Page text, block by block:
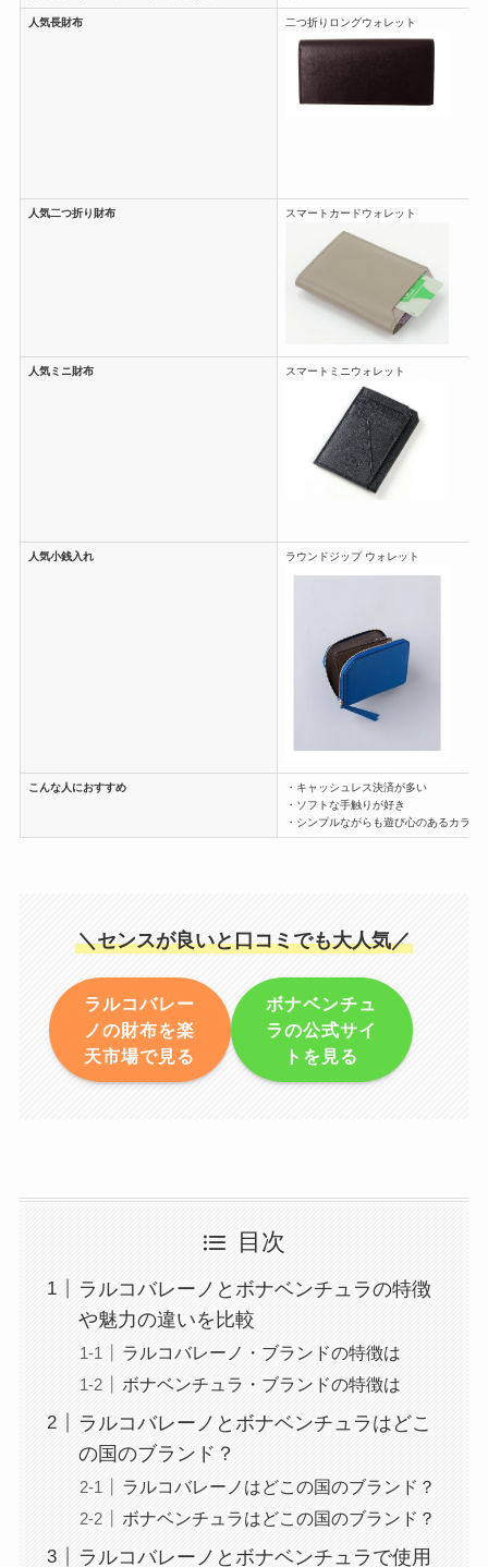
人気長財布 二つ折りロングウォレット
人気二つ折り財布 スマートカードウォレット
人気ミニ財布 スマートミニウォレット
人気小銭入れ ラウンドジップ ウォレット
こんな人におすすめ
・キャッシュレス決済が多い
・ソフトな手触りが好き
・シンプルながらも遊び心のあるカラー
＼センスが良いと口コミでも大人気／
ラルコバレー
ノの財布を楽
天市場で見る
ボナベンチュ
ラの公式サイ
トを見る
目次
ラルコバレーノとボナベンチュラの特徴
や魅力の違いを比較
ラルコバレーノ・ブランドの特徴は
ボナベンチュラ・ブランドの特徴は
ラルコバレーノとボナベンチュラはどこ
の国のブランド？
ラルコバレーノはどこの国のブランド？
ボナベンチュラはどこの国のブランド？
ラルコバレーノとボナベンチュラで使用